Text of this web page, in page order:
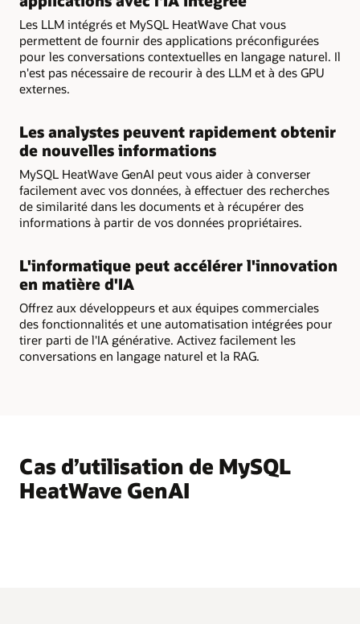
Les LLM intégrés et MySQL HeatWave Chat vous
permettent de fournir des applications préconfigurées
pour les conversations contextuelles en langage naturel. Il
n'est pas nécessaire de recourir à des LLM et à des GPU
externes.
Les analystes peuvent rapidement obtenir
de nouvelles informations
MySQL HeatWave GenAI peut vous aider à converser
facilement avec vos données, à effectuer des recherches
de similarité dans les documents et à récupérer des
informations à partir de vos données propriétaires.
L'informatique peut accélérer l'innovation
en matière d'IA
Offrez aux développeurs et aux équipes commerciales
des fonctionnalités et une automatisation intégrées pour
tirer parti de l'IA générative. Activez facilement les
conversations en langage naturel et la RAG.
Cas d’utilisation de MySQL
HeatWave GenAI